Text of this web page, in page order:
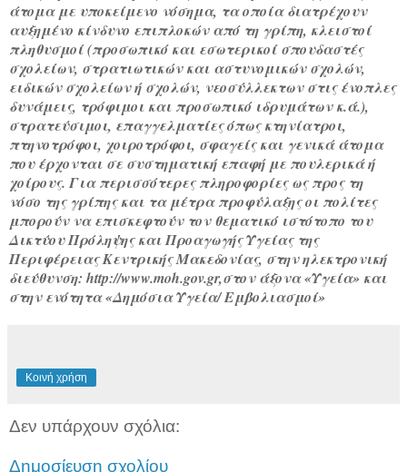
άτομα με υποκείμενο νόσημα, τα οποία διατρέχουν
αυξημένο κίνδυνο επιπλοκών από τη γρίπη, κλειστοί
πληθυσμοί (προσωπικό και εσωτερικοί σπουδαστές
σχολείων, στρατιωτικών και αστυνομικών σχολών,
ειδικών σχολείων ή σχολών, νεοσύλλεκτων στις ένοπλες
δυνάμεις, τρόφιμοι και προσωπικό ιδρυμάτων κ.ά.),
στρατεύσιμοι, επαγγελματίες όπως κτηνίατροι,
πτηνοτρόφοι, χοιροτρόφοι, σφαγείς και γενικά άτομα
που έρχονται σε συστηματική επαφή με πουλερικά ή
χοίρους. Για περισσότερες πληροφορίες ως προς τη
νόσο της γρίπης και τα μέτρα προφύλαξης οι πολίτες
μπορούν να επισκεφτούν τον θεματικό ιστότοπο του
Δικτύου Πρόληψης και Προαγωγής Υγείας της
Περιφέρειας Κεντρικής Μακεδονίας, στην ηλεκτρονική
διεύθυνση: http://www.moh.gov.gr,στον άξονα «Υγεία» και
στην ενότητα «Δημόσια Υγεία/ Εμβολιασμοί»
Κοινή χρήση
Δεν υπάρχουν σχόλια:
Δημοσίευση σχολίου